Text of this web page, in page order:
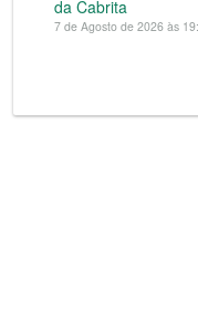
da Cabrita
7 de Agosto de 2026 às